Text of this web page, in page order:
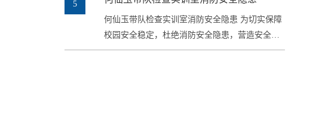
5
何仙玉带队检查实训室消防安全隐患 为切实保障
校园安全稳定，杜绝消防安全隐患，营造安全、
和谐的教学环境，2025年9月...